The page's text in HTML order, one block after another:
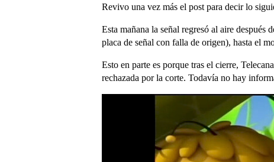
Revivo una vez más el post para decir lo
Esta mañana la señal regresó al aire
placa de señal con falla de origen), hasta el
Esto en parte es porque tras el cierre,
rechazada por la corte. Todavía no hay